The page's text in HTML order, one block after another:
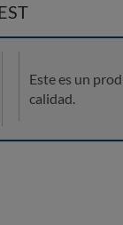
Este es un
calidad.